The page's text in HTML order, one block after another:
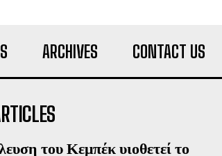
ARCHIVES CONTACT US
του Κεμπέκ υιοθετεί το